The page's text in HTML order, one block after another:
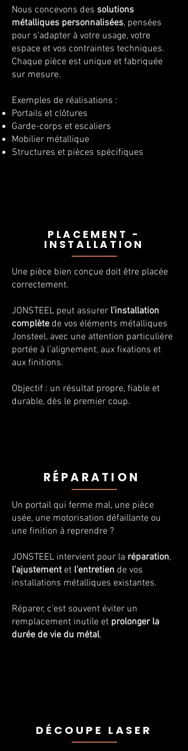
Nous concevons des solutions
métalliques personnalisées, pensées
pour s’adapter à votre usage, votre
espace et vos contraintes techniques.
Chaque pièce est unique et fabriquée
sur mesure.
Exemples de réalisations :
Portails et clôtures
Garde-corps et escaliers
Mobilier métallique
Structures et pièces spécifiques
PLACEMENT -
INSTALLATION
Une pièce bien conçue doit être placée
correctement.
JONSTEEL peut assurer l’installation
complète de vos éléments métalliques
Jonsteel, avec une attention particulière
portée à l’alignement, aux fixations et
aux finitions.
Objectif : un résultat propre, fiable et
durable, dès le premier coup.
RÉPARATION
Un portail qui ferme mal, une pièce
usée, une motorisation défaillante ou
une finition à reprendre ?
JONSTEEL intervient pour la réparation,
l’ajustement et l’entretien de vos
installations métalliques existantes.
Réparer, c’est souvent éviter un
remplacement inutile et prolonger la
durée de vie du métal.
DÉCOUPE LASER